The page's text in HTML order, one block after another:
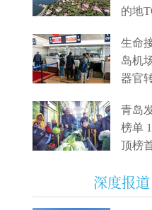
的地
生命
岛机
器官
青岛
榜单
顶榜
深度报道